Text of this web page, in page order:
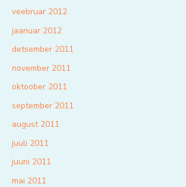
veebruar 2012
jaanuar 2012
detsember 2011
november 2011
oktoober 2011
september 2011
august 2011
juuli 2011
juuni 2011
mai 2011